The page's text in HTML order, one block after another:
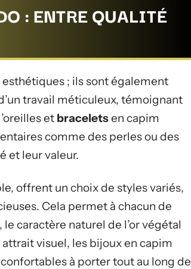
: ENTRE QUALITÉ
; ils sont également
travail méticuleux, témoignant
et braceletsen capim
comme des perles ou des
et leur valeur.
offrent un choix de styles variés,
Cela permet à chacun de
caractère naturel de l’or végétal
visuel, les bijoux en capim
à porter tout au long de